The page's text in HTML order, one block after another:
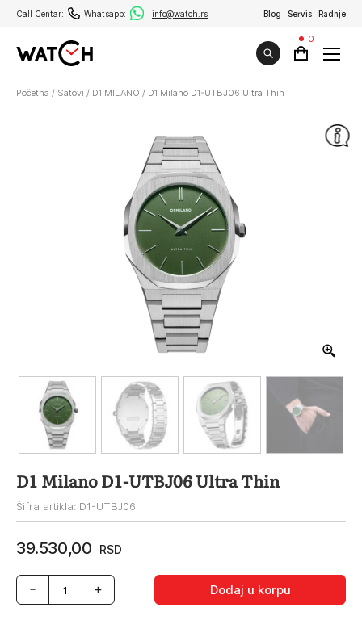
Call Centar: Whatsapp: info@watch.rs Blog Servis Radnje
0
Početna / Satovi / D1 MILANO / D1 Milano D1-UTBJ06 Ultra Thin
D1 Milano D1-UTBJ06 Ultra Thin
Šifra artikla: D1-UTBJ06
39.530,00 RSD
D1
Milano
Dodaj u korpu